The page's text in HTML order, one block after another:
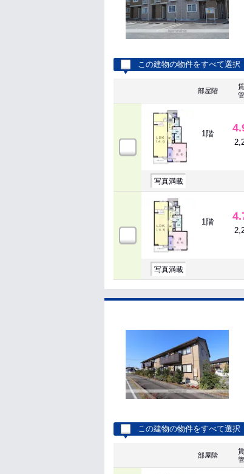
この建物の物件をすべて選択
部屋階
1階
写真満載
1階
写真満載
この建物の物件をすべて選択
部屋階